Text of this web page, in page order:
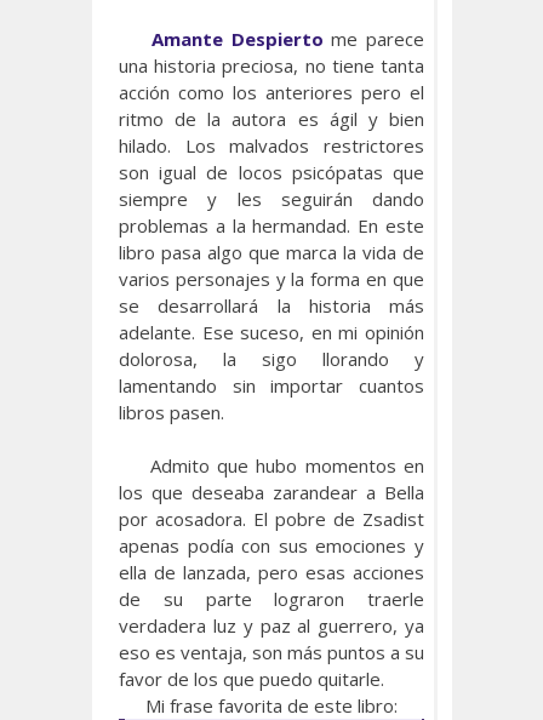
Amante Despierto me parece
una historia preciosa, no tiene tanta
acción como los anteriores pero el
ritmo de la autora es ágil y bien
hilado. Los malvados restrictores
son igual de locos psicópatas que
siempre y les seguirán dando
problemas a la hermandad. En este
libro pasa algo que marca la vida de
varios personajes y la forma en que
se desarrollará la historia más
adelante. Ese suceso, en mi opinión
dolorosa, la sigo llorando y
lamentando sin importar cuantos
libros pasen.
Admito que hubo momentos en
los que deseaba zarandear a Bella
por acosadora. El pobre de Zsadist
apenas podía con sus emociones y
ella de lanzada, pero esas acciones
de su parte lograron traerle
verdadera luz y paz al guerrero, ya
eso es ventaja, son más puntos a su
favor de los que puedo quitarle.
Mi frase favorita de este libro: